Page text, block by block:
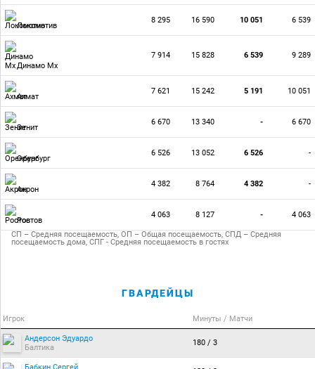
Локомотив
8 295 16 590 10 051 6 539
Динамо Мх
7 914 15 828 6 539 9 289
Ахмат
7 621 15 242 5 191 10 051
Зенит
6 670 13 340 - 6 670
Оренбург
6 526 13 052 6 526 -
Акрон
4 382 8 764 4 382 -
Ростов
4 063 8 127 - 4 063
СП – Средняя посещаемость, ОП – Общая посещаемость, СПД – Средняя
посещаемость дома, СПГ - Средняя посещаемость в гостях
ГВАРДЕЙЦЫ
Игрок Минуты / Матчи
Андерсон Эдуардо
Балтика
180 / 3
Бабкин Сергей